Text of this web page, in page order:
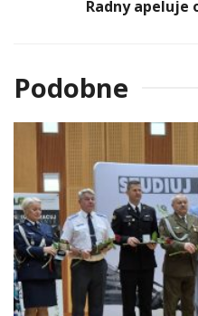
Radny apeluje
Podobne